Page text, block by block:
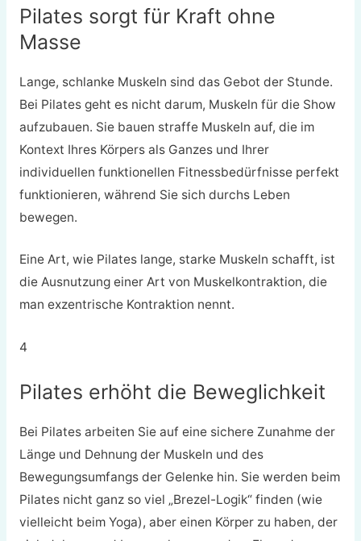
Pilates sorgt für Kraft ohne
Masse
Lange, schlanke Muskeln sind das Gebot der Stunde.
Bei Pilates geht es nicht darum, Muskeln für die Show
aufzubauen. Sie bauen straffe Muskeln auf, die im
Kontext Ihres Körpers als Ganzes und Ihrer
individuellen funktionellen Fitnessbedürfnisse perfekt
funktionieren, während Sie sich durchs Leben
bewegen.
Eine Art, wie Pilates lange, starke Muskeln schafft, ist
die Ausnutzung einer Art von Muskelkontraktion, die
man exzentrische Kontraktion nennt.
4
Pilates erhöht die Beweglichkeit
Bei Pilates arbeiten Sie auf eine sichere Zunahme der
Länge und Dehnung der Muskeln und des
Bewegungsumfangs der Gelenke hin. Sie werden beim
Pilates nicht ganz so viel „Brezel-Logik“ finden (wie
vielleicht beim Yoga), aber einen Körper zu haben, der